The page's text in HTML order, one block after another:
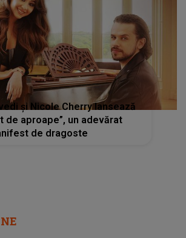
și Nicole Cherry lansează
de aproape”, un adevărat
de dragoste